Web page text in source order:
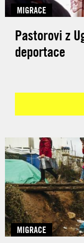
MIGRACE
Pastorovi z
deportace
MIGRACE